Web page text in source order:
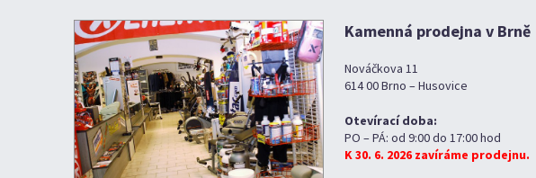
Kamenná prodejna v Brně
Nováčkova 11
614 00 Brno – Husovice
Otevírací doba:
PO – PÁ: od 9:00 do 17:00 hod
K 30. 6. 2026 zavíráme prodejnu.